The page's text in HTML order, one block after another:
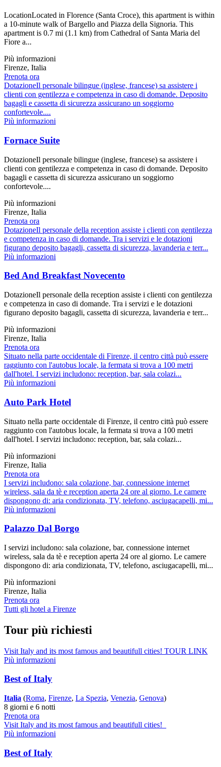
LocationLocated in Florence (Santa Croce), this apartment is within
a 10-minute walk of Bargello and Piazza della Signoria. This
apartment is 0.7 mi (1.1 km) from Cathedral of Santa Maria del
Fiore a...
Più informazioni
Firenze, Italia
Prenota ora
DotazioneIl personale bilingue (inglese, francese) sa assistere i
clienti con gentilezza e competenza in caso di domande. Deposito
bagagli e cassetta di sicurezza assicurano un soggiorno
confortevole....
Più informazioni
Fornace Suite
DotazioneIl personale bilingue (inglese, francese) sa assistere i
clienti con gentilezza e competenza in caso di domande. Deposito
bagagli e cassetta di sicurezza assicurano un soggiorno
confortevole....
Più informazioni
Firenze, Italia
Prenota ora
DotazioneIl personale della reception assiste i clienti con gentilezza
e competenza in caso di domande. Tra i servizi e le dotazioni
figurano deposito bagagli, cassetta di sicurezza, lavanderia e terr...
Più informazioni
Bed And Breakfast Novecento
DotazioneIl personale della reception assiste i clienti con gentilezza
e competenza in caso di domande. Tra i servizi e le dotazioni
figurano deposito bagagli, cassetta di sicurezza, lavanderia e terr...
Più informazioni
Firenze, Italia
Prenota ora
Situato nella parte occidentale di Firenze, il centro città può essere
raggiunto con l'autobus locale, la fermata si trova a 100 metri
dall'hotel. I servizi includono: reception, bar, sala colazi...
Più informazioni
Auto Park Hotel
Situato nella parte occidentale di Firenze, il centro città può essere
raggiunto con l'autobus locale, la fermata si trova a 100 metri
dall'hotel. I servizi includono: reception, bar, sala colazi...
Più informazioni
Firenze, Italia
Prenota ora
I servizi includono: sala colazione, bar, connessione internet
wireless, sala da tè e reception aperta 24 ore al giorno. Le camere
dispongono di: aria condizionata, TV, telefono, asciugacapelli, mi...
Più informazioni
Palazzo Dal Borgo
I servizi includono: sala colazione, bar, connessione internet
wireless, sala da tè e reception aperta 24 ore al giorno. Le camere
dispongono di: aria condizionata, TV, telefono, asciugacapelli, mi...
Più informazioni
Firenze, Italia
Prenota ora
Tutti gli hotel a Firenze
Tour più richiesti
Visit Italy and its most famous and beautifull cities! TOUR LINK
Più informazioni
Best of Italy
Italia (Roma, Firenze, La Spezia, Venezia, Genova)
8 giorni e 6 notti
Prenota ora
Visit Italy and its most famous and beautifull cities!
Più informazioni
Best of Italy